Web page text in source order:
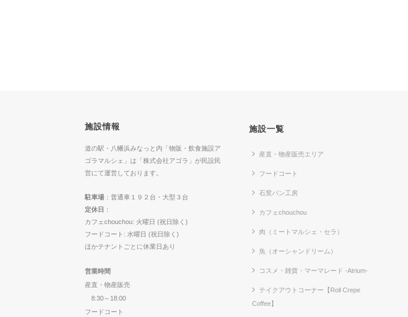
施設情報
道の駅・八幡浜みなっと内「物販・飲食施設ア
ゴラマルシェ」は「株式会社アゴラ」が民設民
営にて運営しております。
駐車場 ：普通車１９２台・大型３台
定休日 ：
カフェchouchou: 火曜日 (祝日除く)
フードコート: 水曜日 (祝日除く)
ほかテナントごとに休業日あり
営業時間
産直・物産販売
8:30～18:00
フードコート
施設一覧
産直・物産販売エリア
フードコート
石窯パン工房
カフェchouchou
肉（ミートマルシェ・セラ）
魚（オーシャンドリーム）
コスメ・雑貨・マーマレード -Atrium-
テイクアウトコーナー【Roll Crepe
Coffee】